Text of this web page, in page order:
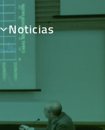
Noticias